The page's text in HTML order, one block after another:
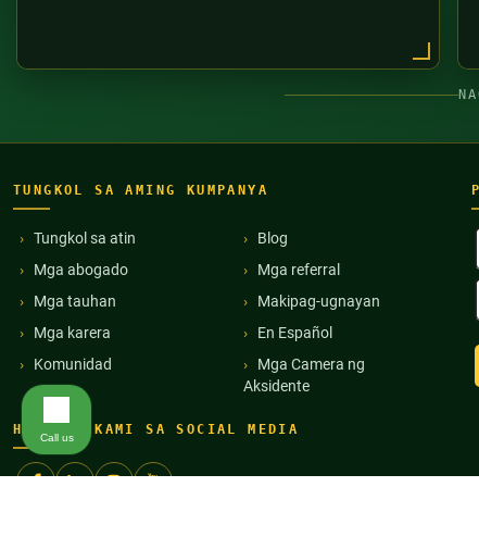
TUNGKOL SA AMING KUMPANYA
Tungkol sa atin
Mga abogado
Mga tauhan
Mga karera
Komunidad
Blog
Mga referral
Makipag-ugnayan
En Español
Mga Camera ng
Aksidente
HANAPIN KAMI SA SOCIAL MEDIA
Call us